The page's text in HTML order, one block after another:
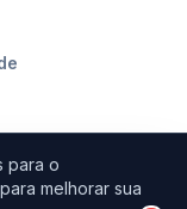
SÃO PAULO - SP,
para o
melhorar sua